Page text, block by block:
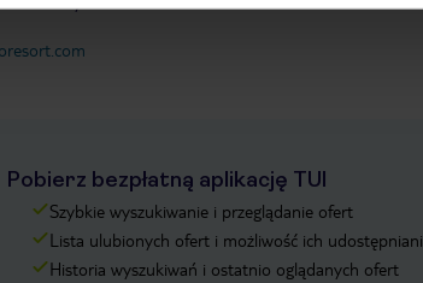
Pobierz bezpłatną aplikację TUI
Szybkie wyszukiwanie i przeglądanie ofert
Lista ulubionych ofert i możliwość ich
Historia wyszukiwań i ostatnio oglądanych ofert